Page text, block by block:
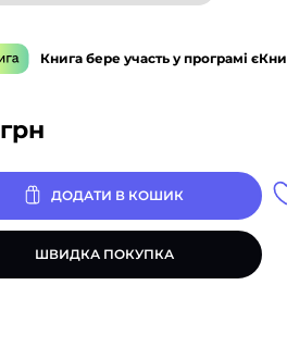
грн
Книга бере участь у програмі
ДОДАТИ В КОШИК
ШВИДКА ПОКУПКА